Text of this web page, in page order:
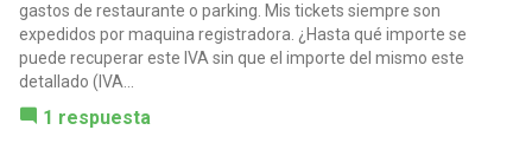
gastos de restaurante o parking. Mis tickets siempre son
expedidos por maquina registradora. ¿Hasta qué importe se
puede recuperar este IVA sin que el importe del mismo este
detallado (IVA...
1 respuesta